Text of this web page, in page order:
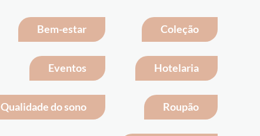
Bem-estar Coleção
Eventos Hotelaria
Qualidade do sono Roupão